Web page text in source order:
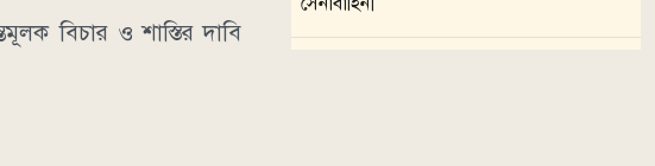
বিচার ও শাস্তির দাবি